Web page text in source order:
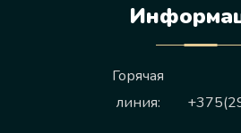
Горячая
линия: